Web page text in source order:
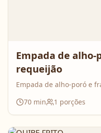
Empada de
requeijão
Empada de alho-poró e
70 min 1 porções